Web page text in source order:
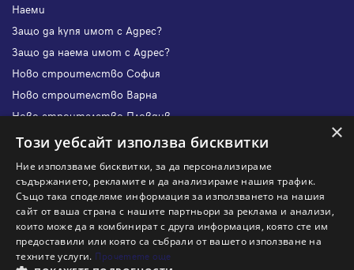
Наеми
Защо да купя имот с Адрес?
Защо да наема имот с Адрес?
Ново строителство София
Ново строителство Варна
Ново строителство Пловдив
Ново строителство Бургас
Защо да отдам имот с Адрес?
Наши офиси
Кариери
Кои сме ние?
Франчайз
×
Този уебсайт използва бисквитки
Ние използваме бисквитки, за да персонализираме
съдържанието, рекламите и да анализираме нашия трафик.
Също така споделяме информация за използването на нашия
сайт от ваша страна с нашите партньори за реклама и анализи,
които може да я комбинират с друга информация, която сте им
предоставили или която са събрали от вашето използване на
техните услуги. Прочетете още